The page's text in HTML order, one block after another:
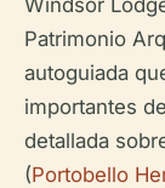
Windsor
Patrimonio
autoguiada
importantes
detallada
(Portobello